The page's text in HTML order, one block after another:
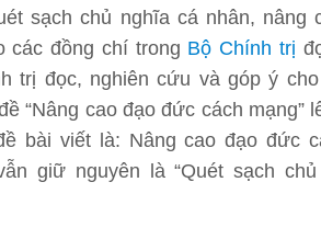
sạch chủ nghĩa cá nhân,
các đồng chí trong Bộ Chính trị
trị đọc, nghiên cứu và góp ý
“Nâng cao đạo đức cách mạng”
bài viết là: Nâng cao đạo đức
giữ nguyên là “Quét sạch